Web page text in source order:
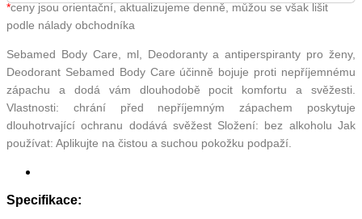
*ceny jsou orientační, aktualizujeme denně, můžou se však lišit
podle nálady obchodníka
Sebamed Body Care, ml, Deodoranty a antiperspiranty pro ženy,
Deodorant Sebamed Body Care účinně bojuje proti nepříjemnému
zápachu a dodá vám dlouhodobě pocit komfortu a svěžesti.
Vlastnosti: chrání před nepříjemným zápachem poskytuje
dlouhotrvající ochranu dodává svěžest Složení: bez alkoholu Jak
používat: Aplikujte na čistou a suchou pokožku podpaží.
Specifikace: